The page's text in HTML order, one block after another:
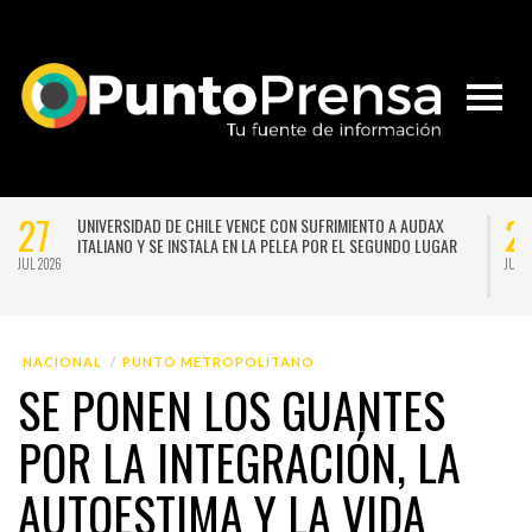
27
JUL 2026
UNIVERSIDAD DE CHILE VENCE CON SUFRIMIENTO A AUDAX
ITALIANO Y SE INSTALA EN LA PELEA POR EL SEGUNDO LUGAR
JUL
NACIONAL PUNTO METROPOLITANO
SE PONEN LOS GUANTES
POR LA INTEGRACIÓN, LA
AUTOESTIMA Y LA VIDA